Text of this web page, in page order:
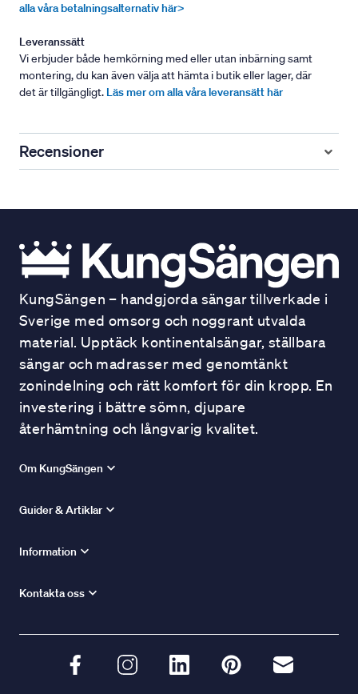
alla våra betalningsalternativ här>
Leveranssätt
Vi erbjuder både hemkörning med eller utan inbärning samt
montering, du kan även välja att hämta i butik eller lager, där
det är tillgängligt. Läs mer om alla våra leveransätt här
Recensioner
KungSängen – handgjorda sängar tillverkade i
Sverige med omsorg och noggrant utvalda
material. Upptäck kontinentalsängar, ställbara
sängar och madrasser med genomtänkt
zonindelning och rätt komfort för din kropp. En
investering i bättre sömn, djupare
återhämtning och långvarig kvalitet.
Om KungSängen
Guider & Artiklar
Information
Kontakta oss